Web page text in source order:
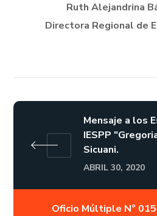
Ruth Alejandrina
Directora Regional de
Mensaje a los
IESPP
Sicuani.
ABRIL 30, 2020
Oficio Múltiple N°